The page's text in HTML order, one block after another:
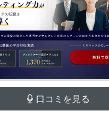
口コミを見る